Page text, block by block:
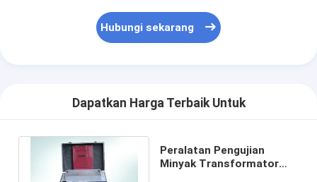
Hubungi sekarang
Dapatkan Harga Terbaik Untuk
Peralatan Pengujian
Minyak Transformator